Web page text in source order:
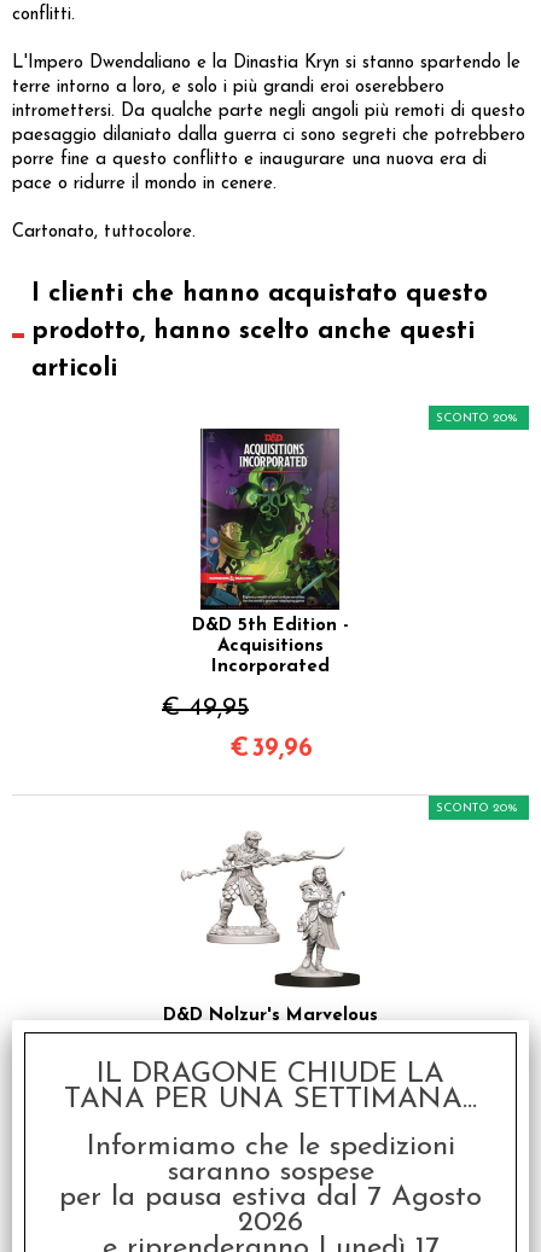
conflitti.
L'Impero Dwendaliano e la Dinastia Kryn si stanno spartendo le
terre intorno a loro, e solo i più grandi eroi oserebbero
intromettersi. Da qualche parte negli angoli più remoti di questo
paesaggio dilaniato dalla guerra ci sono segreti che potrebbero
porre fine a questo conflitto e inaugurare una nuova era di
pace o ridurre il mondo in cenere.
Cartonato, tuttocolore.
I clienti che hanno acquistato questo
prodotto, hanno scelto anche questi
articoli
D&D 5th Edition -
Acquisitions
Incorporated
€ 49,95
SCONTO 20%
€39,96
D&D Nolzur's Marvelous
Miniatures - Yuan-Ti
Purosangue
€ 6,99
SCONTO 20%
€ 5,59
SCONTO 20%
IL DRAGONE CHIUDE LA
TANA PER UNA SETTIMANA...
Informiamo che le spedizioni
saranno sospese
per la pausa estiva dal 7 Agosto
2026